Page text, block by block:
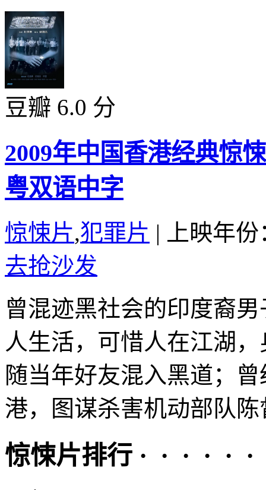
豆瓣 6.0 分
2009年中国香港经典惊
粤双语中字
惊悚片,犯罪片 |
上映年
去抢沙发
曾混迹黑社会的印度裔
人生活，可惜人在江湖
随当年好友混入黑道；
港，图谋杀害机动部队
惊悚片排行 · · · · · ·